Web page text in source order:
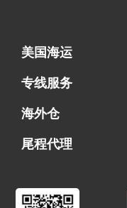
美国海运
海运拼柜
海运整柜
美国海卡
加拿大海运
专线服务
FBA专线直送
超大件专线
AWD专线
电池专线
海外仓
一件代发
FBA中转
贴标换标
拆柜/存储
尾程代理